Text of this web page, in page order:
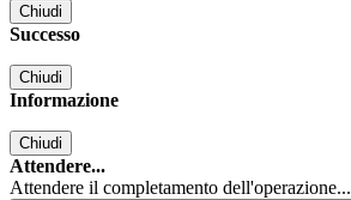
Chiudi
Successo
Chiudi
Informazione
Chiudi
Attendere...
Attendere il completamento dell'operazione...